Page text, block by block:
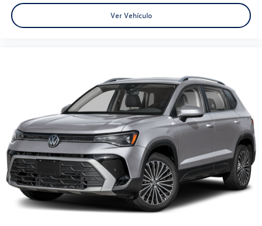
Ver Vehículo